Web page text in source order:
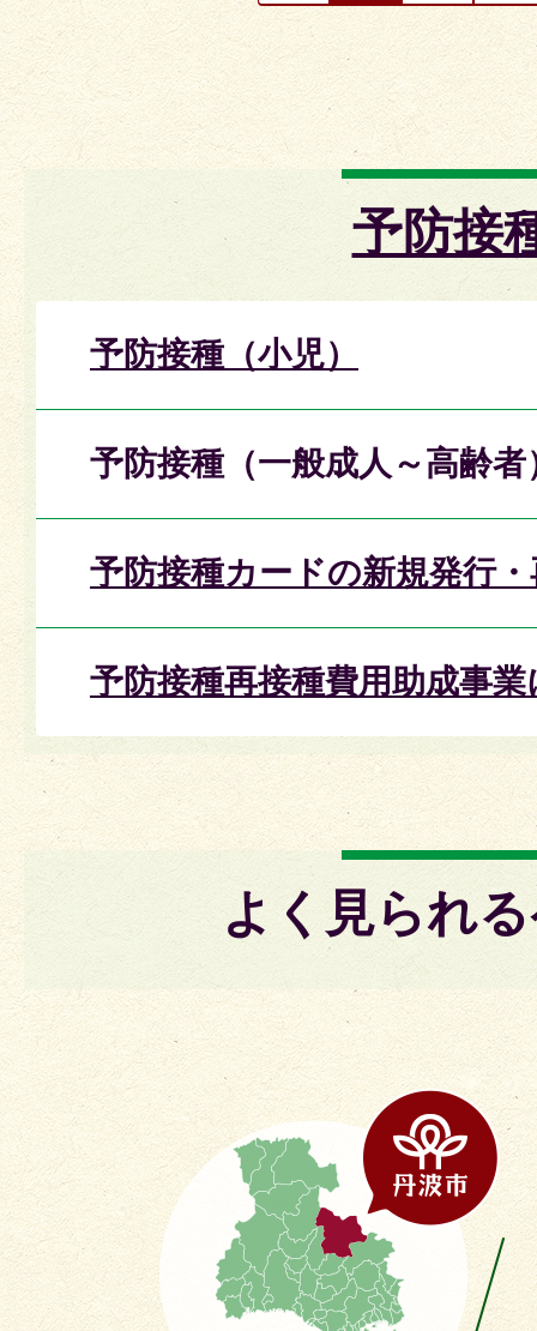
予防接
予防接種（小児）
予防接種（一般成人～高齢者
予防接種カードの新規発行
予防接種再接種費用助成事
よく見られ